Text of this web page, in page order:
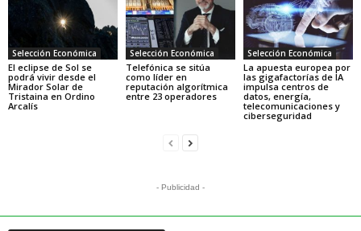
Selección Económica
El eclipse de Sol se
podrá vivir desde el
Mirador Solar de
Tristaina en Ordino
Arcalís
Selección Económica
Telefónica se sitúa
como líder en
reputación algorítmica
entre 23 operadores
Selección Económica
La apuesta europea por
las gigafactorías de IA
impulsa centros de
datos, energía,
telecomunicaciones y
ciberseguridad
- Publicidad -